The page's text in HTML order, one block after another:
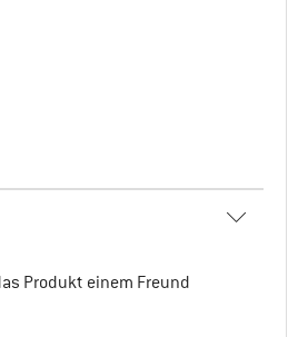
Produkt einem Freund